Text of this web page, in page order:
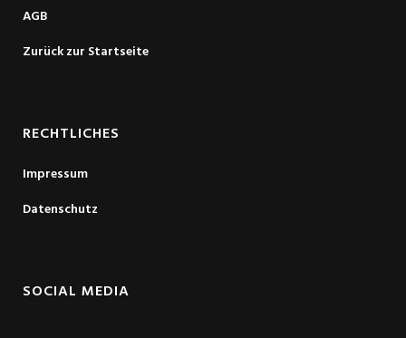
AGB
Zurück zur Startseite
RECHTLICHES
Impressum
Datenschutz
SOCIAL MEDIA